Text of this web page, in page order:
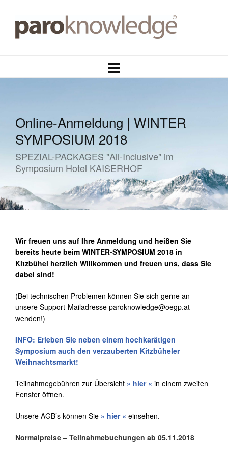
Online-Anmeldung | WINTER
SYMPOSIUM 2018
SPEZIAL-PACKAGES "All-Inclusive" im
Symposium Hotel KAISERHOF
Wir freuen uns auf Ihre Anmeldung und heißen Sie
bereits heute beim WINTER-SYMPOSIUM 2018 in
Kitzbühel herzlich Willkommen und freuen uns, dass Sie
dabei sind!
(Bei technischen Problemen können Sie sich gerne an
unsere Support-Mailadresse paroknowledge@oegp.at
wenden!)
INFO: Erleben Sie neben einem hochkarätigen
Symposium auch den verzauberten Kitzbüheler
Weihnachtsmarkt!
Teilnahmegebühren zur Übersicht » hier« in einem zweiten
Fenster öffnen.
Unsere AGB’s können Sie » hier « einsehen.
Normalpreise – Teilnahmebuchungen ab 05.11.2018